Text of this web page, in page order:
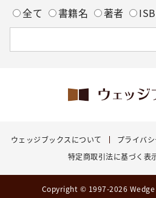
全て 書籍名 著者
ウェッジブックスについて プライバ
特定商取引法に基づく表
Copyright © 1997-2026